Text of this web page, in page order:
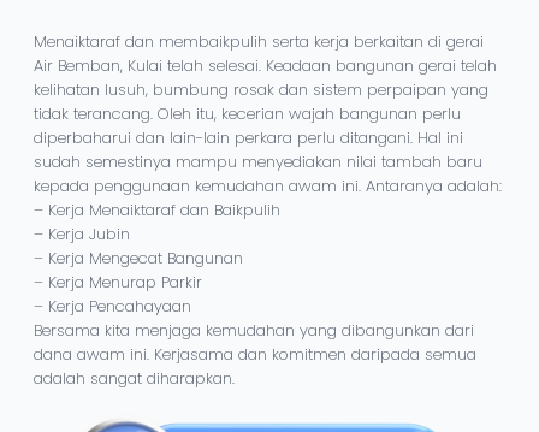
Menaiktaraf dan membaikpulih serta kerja berkaitan di gerai
Air Bemban, Kulai telah selesai. Keadaan bangunan gerai telah
kelihatan lusuh, bumbung rosak dan sistem perpaipan yang
tidak terancang. Oleh itu, kecerian wajah bangunan perlu
diperbaharui dan lain-lain perkara perlu ditangani. Hal ini
sudah semestinya mampu menyediakan nilai tambah baru
kepada penggunaan kemudahan awam ini. Antaranya adalah:
– Kerja Menaiktaraf dan Baikpulih
– Kerja Jubin
– Kerja Mengecat Bangunan
– Kerja Menurap Parkir
– Kerja Pencahayaan
Bersama kita menjaga kemudahan yang dibangunkan dari
dana awam ini. Kerjasama dan komitmen daripada semua
adalah sangat diharapkan.